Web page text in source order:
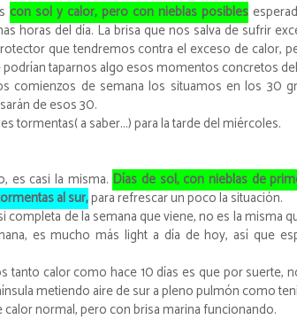
con sol y calor, pero con nieblas posibles
horas del día. La brisa que nos salva de sufrir
que tendremos contra el exceso de calor,
podrían taparnos algo esos momentos concretos
comienzos de semana los situamos en los 30
de esos 30.
tormentas( a saber...) para la tarde del miércoles.
es casi la misma. Días de sol, con nieblas de
al sur,para refrescar un poco la situación.
completa de la semana que viene, no es la misma
es mucho más light a día de hoy, así que
tanto calor como hace 10 días es que por suerte,
metiendo aire de sur a pleno pulmón como
calor normal, pero con brisa marina funcionando.